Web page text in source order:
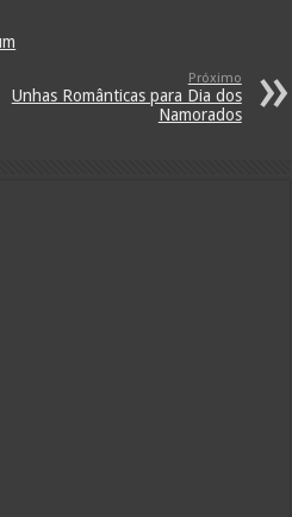
Próximo
Unhas Românticas para Dia dos
Namorados